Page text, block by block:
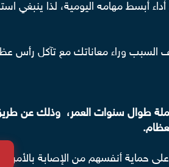
أبسط مهامه اليومية، لذا ينبغي
وراء معاناتك مع تآكل رأس
طوال سنوات العمر، وذلك عن
حماية أنفسهم من الإصابة